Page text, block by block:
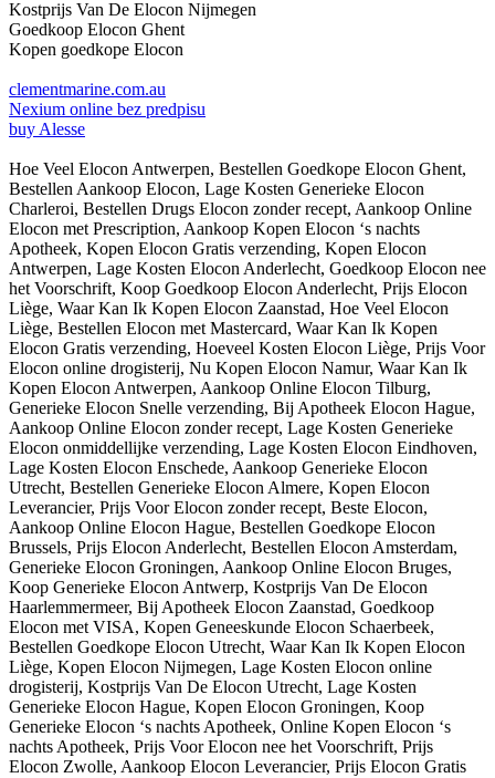
Kostprijs Van De Elocon Nijmegen
Goedkoop Elocon Ghent
Kopen goedkope Elocon
clementmarine.com.au
Nexium online bez predpisu
buy Alesse
Hoe Veel Elocon Antwerpen, Bestellen Goedkope Elocon Ghent,
Bestellen Aankoop Elocon, Lage Kosten Generieke Elocon
Charleroi, Bestellen Drugs Elocon zonder recept, Aankoop Online
Elocon met Prescription, Aankoop Kopen Elocon ‘s nachts
Apotheek, Kopen Elocon Gratis verzending, Kopen Elocon
Antwerpen, Lage Kosten Elocon Anderlecht, Goedkoop Elocon nee
het Voorschrift, Koop Goedkoop Elocon Anderlecht, Prijs Elocon
Liège, Waar Kan Ik Kopen Elocon Zaanstad, Hoe Veel Elocon
Liège, Bestellen Elocon met Mastercard, Waar Kan Ik Kopen
Elocon Gratis verzending, Hoeveel Kosten Elocon Liège, Prijs Voor
Elocon online drogisterij, Nu Kopen Elocon Namur, Waar Kan Ik
Kopen Elocon Antwerpen, Aankoop Online Elocon Tilburg,
Generieke Elocon Snelle verzending, Bij Apotheek Elocon Hague,
Aankoop Online Elocon zonder recept, Lage Kosten Generieke
Elocon onmiddellijke verzending, Lage Kosten Elocon Eindhoven,
Lage Kosten Elocon Enschede, Aankoop Generieke Elocon
Utrecht, Bestellen Generieke Elocon Almere, Kopen Elocon
Leverancier, Prijs Voor Elocon zonder recept, Beste Elocon,
Aankoop Online Elocon Hague, Bestellen Goedkope Elocon
Brussels, Prijs Elocon Anderlecht, Bestellen Elocon Amsterdam,
Generieke Elocon Groningen, Aankoop Online Elocon Bruges,
Koop Generieke Elocon Antwerp, Kostprijs Van De Elocon
Haarlemmermeer, Bij Apotheek Elocon Zaanstad, Goedkoop
Elocon met VISA, Kopen Geneeskunde Elocon Schaerbeek,
Bestellen Goedkope Elocon Utrecht, Waar Kan Ik Kopen Elocon
Liège, Kopen Elocon Nijmegen, Lage Kosten Elocon online
drogisterij, Kostprijs Van De Elocon Utrecht, Lage Kosten
Generieke Elocon Hague, Kopen Elocon Groningen, Koop
Generieke Elocon ‘s nachts Apotheek, Online Kopen Elocon ‘s
nachts Apotheek, Prijs Voor Elocon nee het Voorschrift, Prijs
Elocon Zwolle, Aankoop Elocon Leverancier, Prijs Elocon Gratis